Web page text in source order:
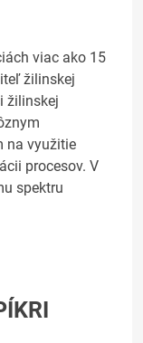
viac ako 15
žilinskej
žilinskej
na využitie
procesov. V
spektru